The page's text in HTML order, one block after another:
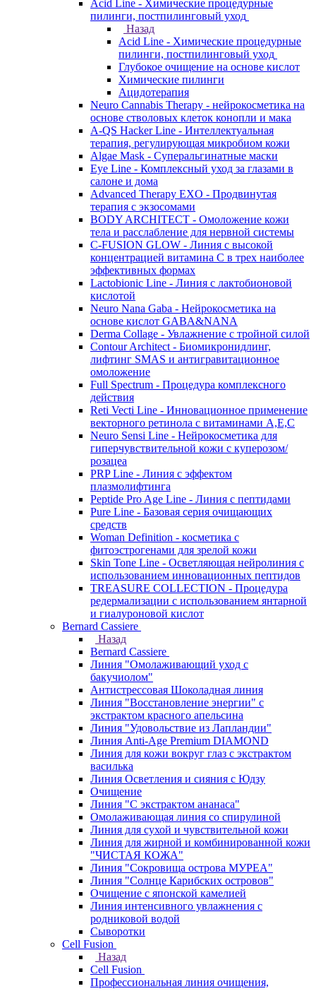
Acid Line - Химические процедурные
пилинги, постпилинговый уход
Назад
Acid Line - Химические процедурные
пилинги, постпилинговый уход
Глубокое очищение на основе кислот
Химические пилинги
Ацидотерапия
Neuro Cannabis Therapy - нейрокосметика на
основе стволовых клеток конопли и мака
A-QS Hacker Line - Интеллектуальная
терапия, регулирующая микробиом кожи
Algae Mask - Суперальгинатные маски
Eye Line - Комплексный уход за глазами в
салоне и дома
Advanced Therapy EXO - Продвинутая
терапия с экзосомами
BODY ARCHITECT - Омоложение кожи
тела и расслабление для нервной системы
C-FUSION GLOW - Линия с высокой
концентрацией витамина C в трех наиболее
эффективных формах
Lactobionic Line - Линия с лактобионовой
кислотой
Neuro Nana Gaba - Нейрокосметика на
основе кислот GABA&NANA
Derma Collage - Увлажнение с тройной силой
Contour Architect - Биомикронидлинг,
лифтинг SMAS и антигравитационное
омоложение
Full Spectrum - Процедура комплексного
действия
Reti Vecti Line - Инновационное применение
векторного ретинола с витаминами A,Е,С
Neuro Sensi Line - Нейрокосметика для
гиперчувствительной кожи с куперозом/
розацеа
PRP Line - Линия с эффектом
плазмолифтинга
Peptide Pro Age Line - Линия с пептидами
Pure Line - Базовая серия очищающих
средств
Woman Definition - косметика с
фитоэстрогенами для зрелой кожи
Skin Tone Line - Осветляющая нейролиния с
использованием инновационных пептидов
TREASURE COLLECTION - Процедура
редермализации с использованием янтарной
и гиалуроновой кислот
Bernard Cassiere
Назад
Bernard Cassiere
Линия "Омолаживающий уход с
бакучиолом"
Антистрессовая Шоколадная линия
Линия "Восстановление энергии" с
экстрактом красного апельсина
Линия "Удовольствие из Лапландии"
Линия Anti-Age Premium DIAMOND
Линия для кожи вокруг глаз с экстрактом
василька
Линия Осветления и сияния с Юдзу
Очищение
Линия "С экстрактом ананаса"
Омолаживающая линия со спирулиной
Линия для сухой и чувствительной кожи
Линия для жирной и комбинированной кожи
"ЧИСТАЯ КОЖА"
Линия "Сокровища острова МУРЕА"
Линия "Солнце Карибских островов"
Очищение с японской камелией
Линия интенсивного увлажнения с
родниковой водой
Сыворотки
Cell Fusion
Назад
Cell Fusion
Профессиональная линия очищения,